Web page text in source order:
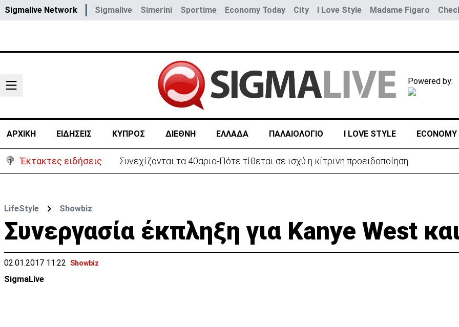
Sigmalive Network Sigmalive Simerini Sportime Economy Today City I Love Style Madame Figaro
Powered by:
ΑΡΧΙΚΗ ΕΙΔΗΣΕΙΣ ΚΥΠΡΟΣ ΔΙΕΘΝΗ ΕΛΛΑΔΑ ΠΑΛΑΙΟΛΟΓΙΟ I LOVE STYLE
Έκτακτες ειδήσεις Τουρκία: Δεν «απειλεί» το ΝΑΤΟ η αμυντική συμφωνία με Πακιστάν και Σ. Αραβία
LifeStyle Showbiz
Συνεργασία έκπληξη για Kanye West
02.01.2017 11:22 Showbiz
SigmaLive